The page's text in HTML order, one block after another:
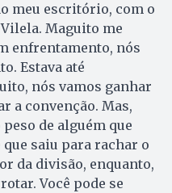
meu escritório, com o
Maguito me
enfrentamento, nós
Estava até
nós vamos ganhar
a convenção. Mas,
de alguém que
saiu para rachar o
da divisão, enquanto,
Você pode se